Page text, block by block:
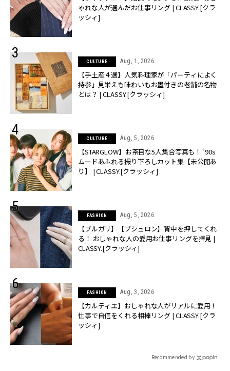
ゃれな人が選んだお仕事リング | CLASSY.[クラ
ッシィ]
CULTURE Aug, 1, 2026
【手土産４選】人気料理家が「パーティによく
持参」見栄えも味わいもお墨付きの老舗の名物
とは？ | CLASSY.[クラッシィ]
CULTURE Aug, 5, 2026
【STARGLOW】お茶目な5人集合写真も！ ’90s
ムードあふれる撮り下ろしカット集【未公開あ
り】 | CLASSY.[クラッシィ]
FASHION Aug, 5, 2026
【ブルガリ】【ブシュロン】背中を押してくれ
る！ おしゃれな人の愛用お仕事リングを拝見 |
CLASSY.[クラッシィ]
FASHION Aug, 3, 2026
【カルティエ】おしゃれな人がリアルに愛用！
仕事で自信をくれる相棒リング | CLASSY.[クラ
ッシィ]
Recommended by